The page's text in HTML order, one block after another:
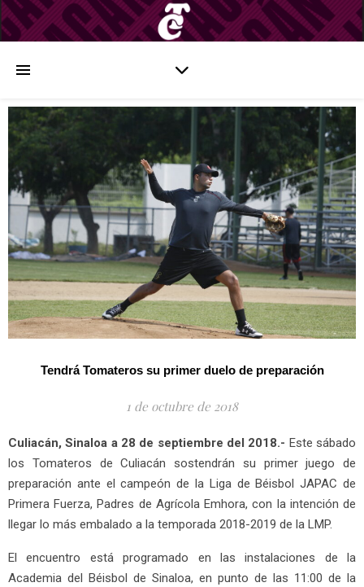
Tendrá Tomateros su primer duelo de preparación
1 de octubre de 2018
Culiacán, Sinaloa a 28 de septiembre del 2018.- Este sábado
los Tomateros de Culiacán sostendrán su primer juego de
preparación ante el campeón de la Liga de Béisbol JAPAC de
Primera Fuerza, Padres de Agrícola Emhora, con la intención de
llegar lo más embalado a la temporada 2018-2019 de la LMP.
El encuentro está programado en las instalaciones de la
Academia del Béisbol de Sinaloa, en punto de las 11:00 de la